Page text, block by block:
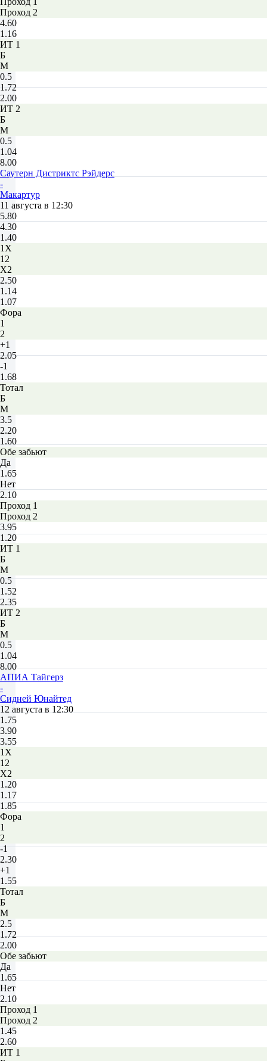
Проход 2
4.60
1.16
ИТ 1
Б
М
0.5
1.72
2.00
ИТ 2
Б
М
0.5
1.04
8.00
Саутерн Дистриктс Рэйдерс
-
Макартур
11 августа в 12:30
5.80
4.30
1.40
1X
12
X2
2.50
1.14
1.07
Фора
1
2
+1
2.05
-1
1.68
Тотал
Б
М
3.5
2.20
1.60
Обе забьют
Да
1.65
Нет
2.10
Проход 1
Проход 2
3.95
1.20
ИТ 1
Б
М
0.5
1.52
2.35
ИТ 2
Б
М
0.5
1.04
8.00
АПИА Тайгерз
-
Сидней Юнайтед
12 августа в 12:30
1.75
3.90
3.55
1X
12
X2
1.20
1.17
1.85
Фора
1
2
-1
2.30
+1
1.55
Тотал
Б
М
2.5
1.72
2.00
Обе забьют
Да
1.65
Нет
2.10
Проход 1
Проход 2
1.45
2.60
ИТ 1